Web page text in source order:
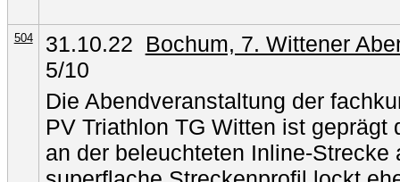
504 31.10.22 Bochum, 7. Wittener
5/10
Die Abendveranstaltung der
PV Triathlon TG Witten ist geprägt
an der beleuchteten Inline-Strecke